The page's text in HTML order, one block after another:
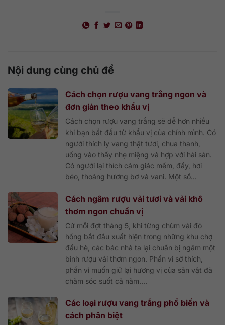
Nội dung cùng chủ đề
Cách chọn rượu vang trắng ngon và
đơn giản theo khẩu vị
Cách chọn rượu vang trắng sẽ dễ hơn nhiều
khi bạn bắt đầu từ khẩu vị của chính mình. Có
người thích ly vang thật tươi, chua thanh,
uống vào thấy nhẹ miệng và hợp với hải sản.
Có người lại thích cảm giác mềm, đầy, hơi
béo, thoảng hương bơ và vani. Một số...
Cách ngâm rượu vải tươi và vải khô
thơm ngon chuẩn vị
Cứ mỗi đợt tháng 5, khi từng chùm vải đỏ
hồng bắt đầu xuất hiện trong những khu chợ
đầu hè, các bác nhà ta lại chuẩn bị ngâm một
bình rượu vải thơm ngon. Phần vì sở thích,
phần vì muốn giữ lại hương vị của sản vật đã
chăm sóc suốt cả năm....
Các loại rượu vang trắng phổ biến và
cách phân biệt